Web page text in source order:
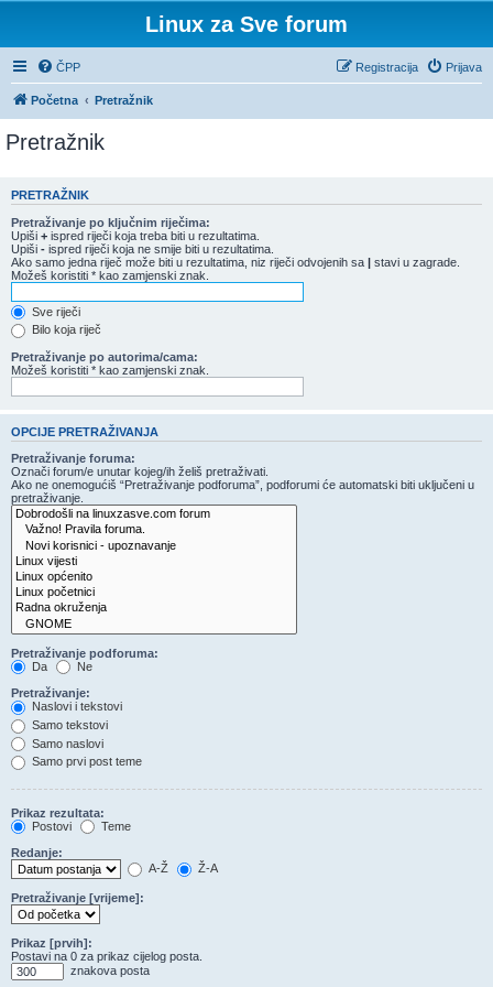
Linux za Sve forum
ČPP Prijava
Registracija
Početna Pretražnik
Pretražnik
PRETRAŽNIK
Pretraživanje po ključnim riječima:
Upiši + ispred riječi koja treba biti u rezultatima.
Upiši - ispred riječi koja ne smije biti u rezultatima.
Ako samo jedna riječ može biti u rezultatima, niz riječi odvojenih sa | stavi u zagrade.
Možeš koristiti * kao zamjenski znak.
Sve riječi
Bilo koja riječ
Pretraživanje po autorima/cama:
Možeš koristiti * kao zamjenski znak.
OPCIJE PRETRAŽIVANJA
Pretraživanje foruma:
Označi forum/e unutar kojeg/ih želiš pretraživati.
Ako ne onemogućiš “Pretraživanje podforuma”, podforumi će automatski biti uključeni u
pretraživanje.
Pretraživanje podforuma:
Da
Ne
Pretraživanje:
Naslovi i tekstovi
Samo tekstovi
Samo naslovi
Samo prvi post teme
Prikaz rezultata:
Postovi
Teme
Redanje:
A-Ž
Ž-A
Pretraživanje [vrijeme]:
Prikaz [prvih]:
Postavi na 0 za prikaz cijelog posta.
znakova posta